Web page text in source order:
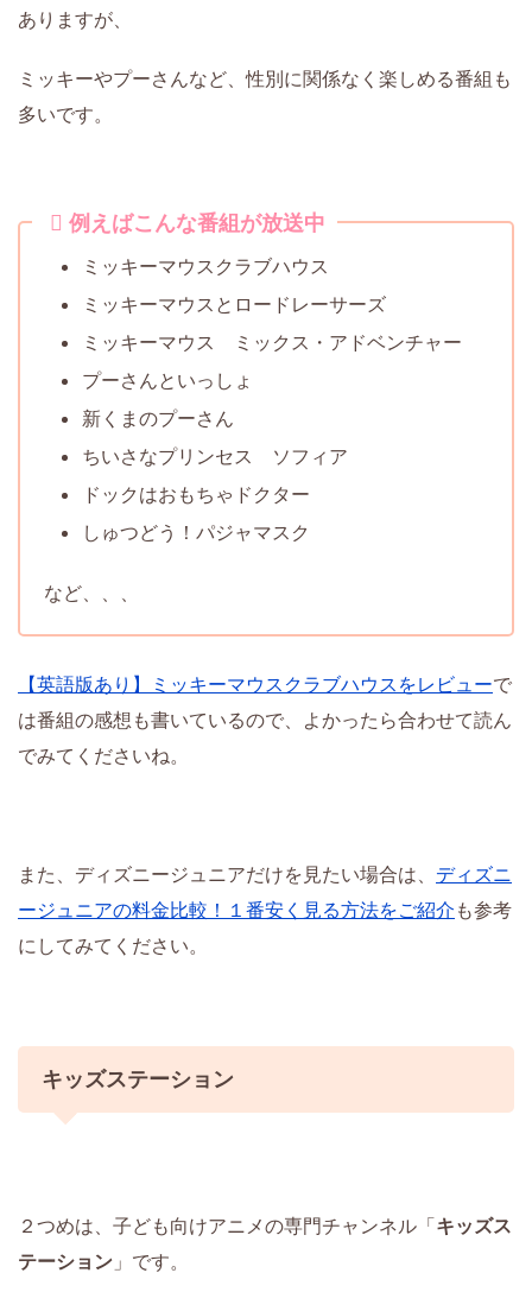
ありますが、
ミッキーやプーさんなど、性別に関係なく楽しめる番組も
多いです。
例えばこんな番組が放送中
ミッキーマウスクラブハウス
ミッキーマウスとロードレーサーズ
ミッキーマウス ミックス・アドベンチャー
プーさんといっしょ
新くまのプーさん
ちいさなプリンセス ソフィア
ドックはおもちゃドクター
しゅつどう！パジャマスク
など、、、
【英語版あり】ミッキーマウスクラブハウスをレビューで
は番組の感想も書いているので、よかったら合わせて読ん
でみてくださいね。
また、ディズニージュニアだけを見たい場合は、 ディズニ
ージュニアの料金比較！１番安く見る方法をご紹介 も参考
にしてみてください。
キッズステーション
２つめは、子ども向けアニメの専門チャンネル「キッズス
テーション 」です。